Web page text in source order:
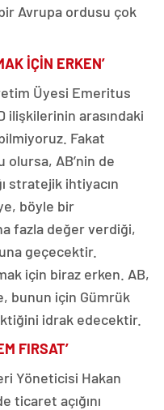
Avrupa ordusu çok
İÇİN ERKEN’
Üyesi Emeritus
ilişkilerinin arasındaki
Fakat
olursa, AB’nin de
stratejik ihtiyacın
böyle bir
fazla değer verdiği,
geçecektir.
için biraz erken. AB,
bunun için Gümrük
idrak edecektir.
FIRSAT’
Yöneticisi Hakan
ticaret açığını